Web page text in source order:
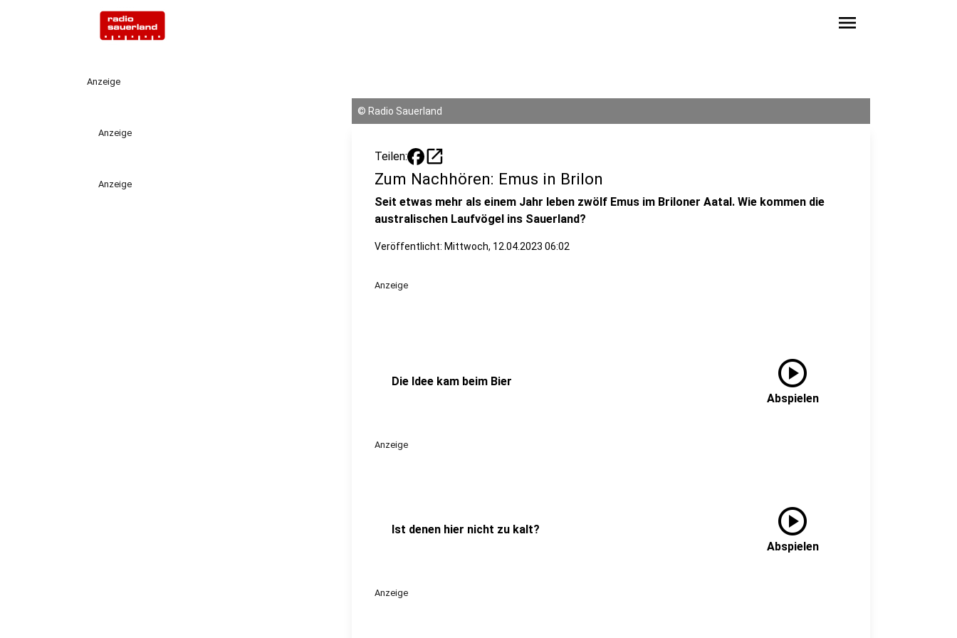
menu
Anzeige
Anzeige
Anzeige
© Radio Sauerland
Teilen: open_in_new
Zum Nachhören: Emus in Brilon
Seit etwas mehr als einem Jahr leben zwölf Emus im Briloner Aatal. Wie kommen die
australischen Laufvögel ins Sauerland?
Veröffentlicht: Mittwoch, 12.04.2023 06:02
Anzeige
Die Idee kam beim Bier play_circle
Abspielen
Anzeige
Ist denen hier nicht zu kalt? play_circle
Abspielen
Anzeige